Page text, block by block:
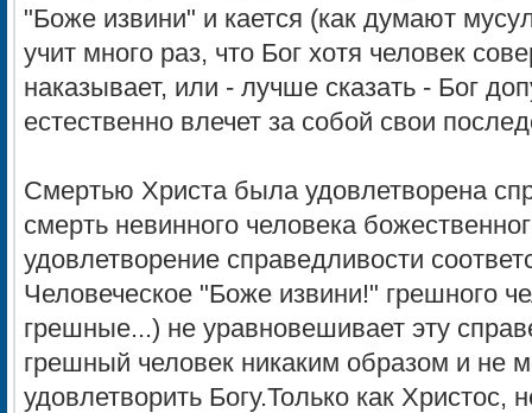
"Боже извини" и кается (как думают
учит много раз, что Бог хотя человек
наказывает, или - лучше сказать - Бог
естественно влечет за собой свои
Смертью Христа была удовлетворена
смерть невинного человека
удовлетворение справедливости
Человеческое "Боже извини!" грешного
грешные...) не уравновешивает эту
грешный человек никаким образом и не
удовлетворить Богу.Только как